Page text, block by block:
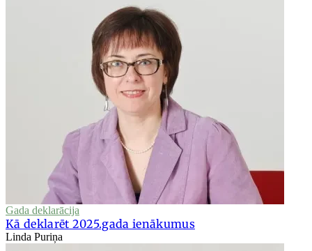
Gada deklarācija
Kā deklarēt 2025.gada ienākumus
Linda Puriņa